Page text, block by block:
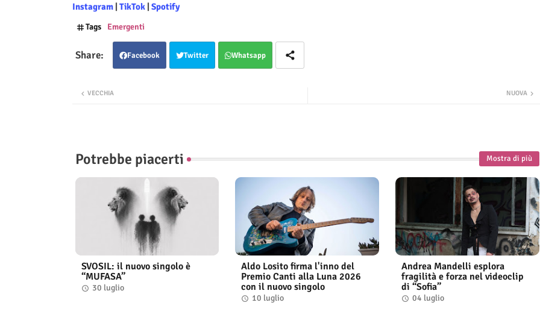
Instagram| TikTok| Spotify
Tags Emergenti
Facebook Twitter Whatsapp
NUOVA
VECCHIA
Potrebbe piacerti Mostra di più
SVOSIL: il nuovo singolo è
“MUFASA”
30 luglio
Aldo Losito firma l'inno del
Premio Canti alla Luna 2026
con il nuovo singolo
10 luglio
Andrea Mandelli esplora
fragilità e forza nel videoclip
di “Sofia”
04 luglio